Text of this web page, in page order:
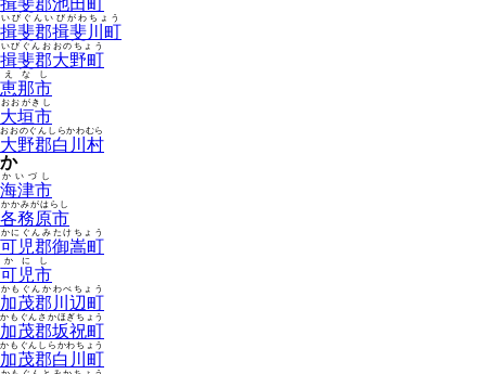
揖斐郡池田町
揖斐郡揖斐川町
いびぐんいびがわちょう
揖斐郡大野町
いびぐんおおのちょう
恵那市
えなし
大垣市
おおがきし
大野郡白川村
おおのぐんしらかわむら
か
海津市
かいづし
各務原市
かかみがはらし
可児郡御嵩町
かにぐんみたけちょう
可児市
かにし
加茂郡川辺町
かもぐんかわべちょう
加茂郡坂祝町
かもぐんさかほぎちょう
加茂郡白川町
かもぐんしらかわちょう